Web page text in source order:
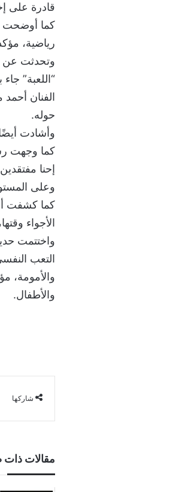
قادرة على
كما أوضحت
رياضية،
وتحدثت عن
“اللعبة”
الفنان
حوله.
وأشادت
كما وجهت
إحنا
وعلى
كما كشفت
الأجواء
واختتمت
التعب
والأمومة،
والأطفال.
شاركها
مقالات ذات